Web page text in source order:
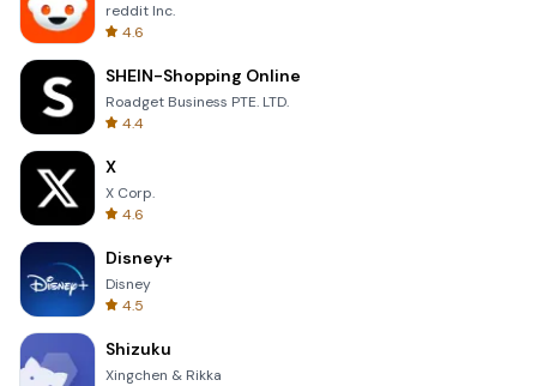
reddit Inc.
4.6
SHEIN-Shopping Online
Roadget Business PTE. LTD.
4.4
X
X Corp.
4.6
Disney+
Disney
4.5
Shizuku
Xingchen & Rikka